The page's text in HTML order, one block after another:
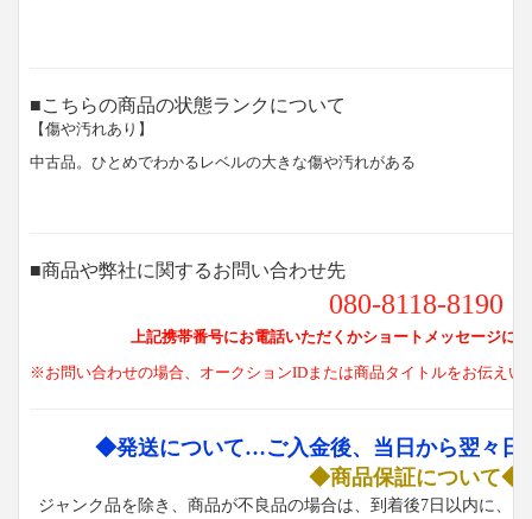
■こちらの商品の状態ランクについて
【傷や汚れあり】
中古品。ひとめでわかるレベルの大きな傷や汚れがある
■商品や弊社に関するお問い合わせ先
080-8118-8190
上記携帯番号にお電話いただくかショートメッセージに
※お問い合わせの場合、オークションIDまたは商品タイトルをお伝えい
◆発送について…ご入金後、当日から翌々日
◆商品保証について◆
ジャンク品を除き、商品が不良品の場合は、到着後7日以内に、